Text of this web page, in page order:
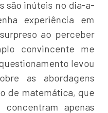
são inúteis no dia-a-
experiência em
ao perceber
convincente me
levou
as abordagens
de matemática, que
apenas